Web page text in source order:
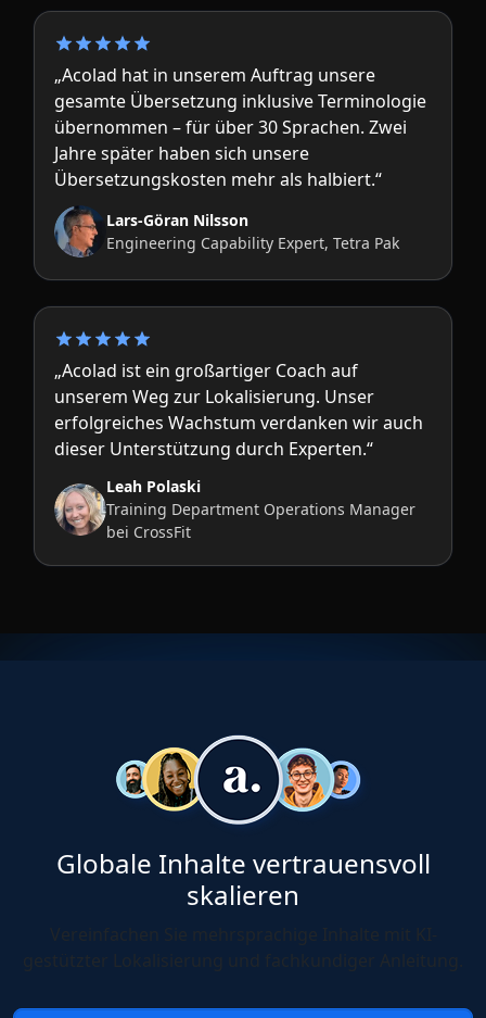
„Acolad hat in unserem Auftrag unsere
gesamte Übersetzung inklusive Terminologie
übernommen – für über 30 Sprachen. Zwei
Jahre später haben sich unsere
Übersetzungskosten mehr als halbiert.“
Lars-Göran Nilsson
Engineering Capability Expert, Tetra Pak
„Acolad ist ein großartiger Coach auf
unserem Weg zur Lokalisierung. Unser
erfolgreiches Wachstum verdanken wir auch
dieser Unterstützung durch Experten.“
Leah Polaski
Training Department Operations Manager
bei CrossFit
Globale Inhalte vertrauensvoll
skalieren